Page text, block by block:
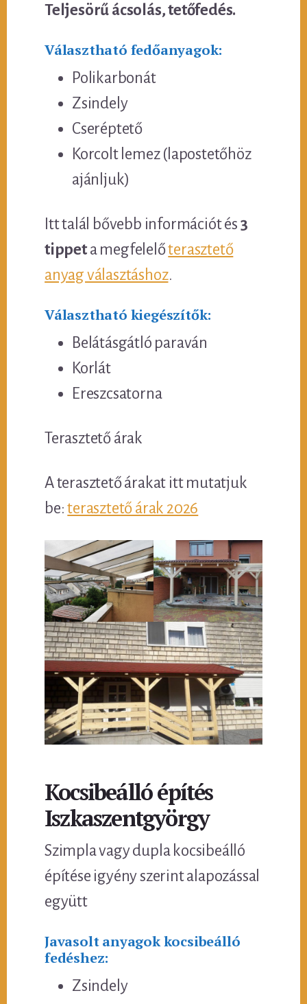
Teljesörű ácsolás, tetőfedés.
Választható fedőanyagok:
Polikarbonát
Zsindely
Cseréptető
Korcolt lemez (lapostetőhöz
ajánljuk)
Itt talál bővebb információt és 3
tippeta megfelelőterasztető
anyag választáshoz.
Választható kiegészítők:
Belátásgátló paraván
Korlát
Ereszcsatorna
Terasztető árak
A terasztető árakat itt mutatjuk
be:terasztető árak 2026
Kocsibeálló építés
Iszkaszentgyörgy
Szimpla vagy dupla kocsibeálló
építése igyény szerint alapozással
együtt
Javasolt anyagok kocsibeálló
fedéshez:
Zsindely